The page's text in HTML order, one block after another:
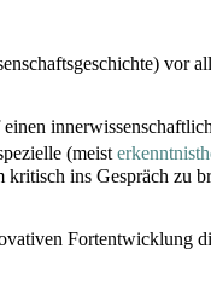
vor
(meist
ins Gespräch zu
Fort­entwicklung